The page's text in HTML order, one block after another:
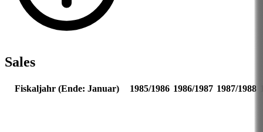
Sales
Fiskaljahr (Ende: Januar) 1985/1986 1986/1987 1987/1988